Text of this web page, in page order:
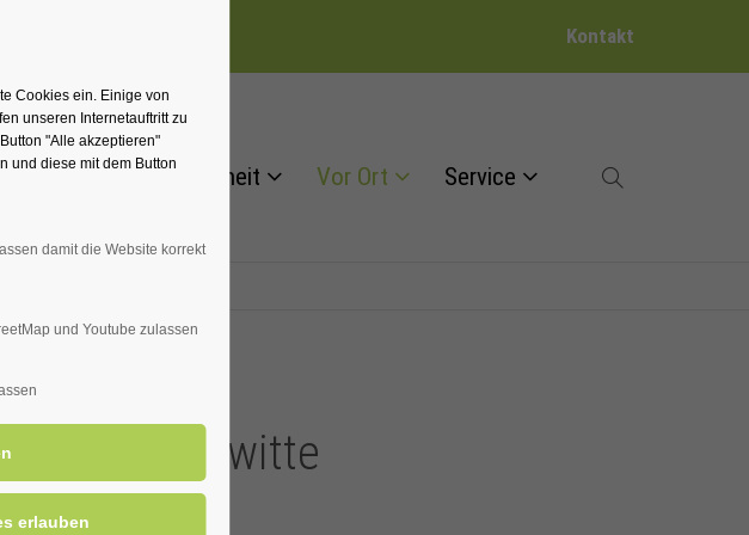
Kontakt
Für Ihre Gesundheit Vor Ort Service
Erwitte
Cookies ein. Einige von
unseren Internetauftritt zu
"Alle akzeptieren"
und diese mit dem Button
damit die Website korrekt
und Youtube zulassen